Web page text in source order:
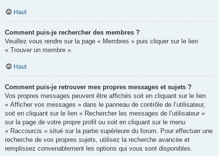
Haut
Comment puis-je rechercher des membres ?
Veuillez vous rendre sur la page « Membres » puis cliquer sur le lien
« Trouver un membre ».
Haut
Comment puis-je retrouver mes propres messages et sujets ?
Vos propres messages peuvent être affichés soit en cliquant sur le lien
« Afficher vos messages » dans le panneau de contrôle de l’utilisateur,
soit en cliquant sur le lien « Rechercher les messages de l’utilisateur »
sur la page de votre propre profil ou soit en cliquant sur le menu
« Raccourcis » situé sur la partie supérieure du forum. Pour effectuer une
recherche de vos propres sujets, utilisez la recherche avancée et
remplissez convenablement les options qui vous sont disponibles.